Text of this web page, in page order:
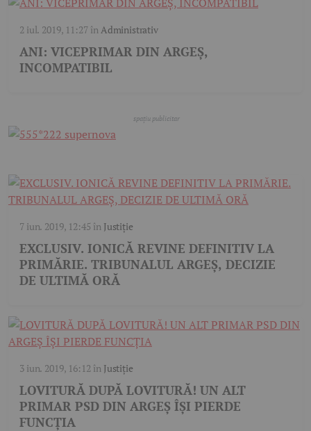
2 iul. 2019, 11:27înAdministrativ
ANI: VICEPRIMAR DIN ARGEȘ,
INCOMPATIBIL
7 iun. 2019, 12:45 în Justiție
EXCLUSIV. IONICĂ REVINE DEFINITIV LA
PRIMĂRIE. TRIBUNALUL ARGEȘ, DECIZIE
DE ULTIMĂ ORĂ
3 iun. 2019, 16:12 în Justiție
LOVITURĂ DUPĂ LOVITURĂ! UN ALT
PRIMAR PSD DIN ARGEȘ ÎȘI PIERDE
FUNCȚIA